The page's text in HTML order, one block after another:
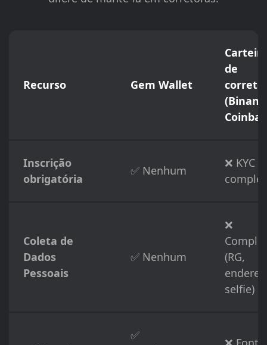
Recurso Gem Wallet
de
Inscrição
obrigatória
✅ Nenhum
❌ KYC
Coleta de
Dados
Pessoais
✅ Nenhum
❌
(RG,
selfie)
✅